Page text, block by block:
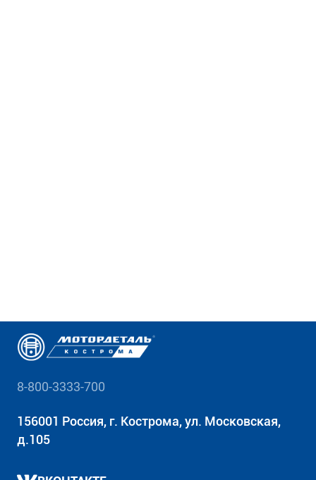
8-800-3333-700
156001 Россия, г. Кострома, ул. Московская,
д.105